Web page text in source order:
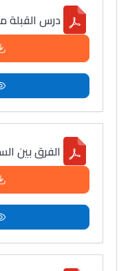
درس القبلة مادة
الفرق بين